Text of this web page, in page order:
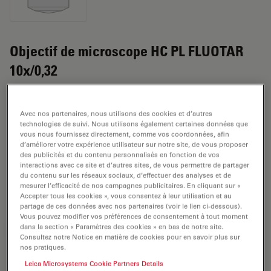
Objectif de microscope HC PL FLUOTAR
10x/0,32
L'objectif HC PL FLUOTAR 10x/0,32 a un grossissement
de 10x et une ouverture numérique de 0,32mm. Pour
une utilisation dans un environnement matériel en
immersion sèche, avec un objectif fileté M25 ayant une
distance de travail libre de 11,2 mm et un NC (numéro
de champ) de 25.
DEMANDE DE DEVIS
Avec nos partenaires, nous utilisons des cookies et d’autres
technologies de suivi. Nous utilisons également certaines données que
vous nous fournissez directement, comme vos coordonnées, afin
d’améliorer votre expérience utilisateur sur notre site, de vous proposer
des publicités et du contenu personnalisés en fonction de vos
interactions avec ce site et d’autres sites, de vous permettre de partager
du contenu sur les réseaux sociaux, d’effectuer des analyses et de
mesurer l’efficacité de nos campagnes publicitaires. En cliquant sur «
Accepter tous les cookies », vous consentez à leur utilisation et au
partage de ces données avec nos partenaires (voir le lien ci-dessous).
Vous pouvez modifier vos préférences de consentement à tout moment
dans la section « Paramètres des cookies » en bas de notre site.
Consultez notre Notice en matière de cookies pour en savoir plus sur
nos pratiques.
Leica Microsystems Cookie Partners Details